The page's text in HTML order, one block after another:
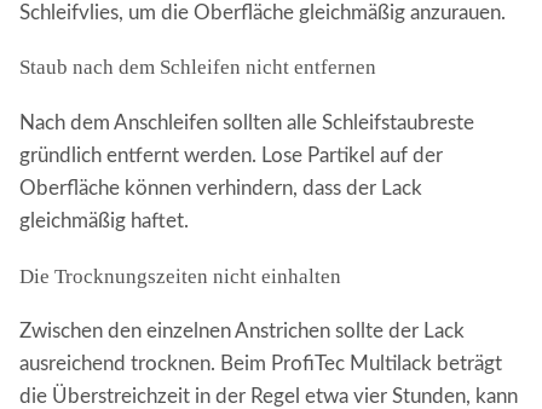
Schleifvlies, um die Oberfläche gleichmäßig anzurauen.
Staub nach dem Schleifen nicht entfernen
Nach dem Anschleifen sollten alle Schleifstaubreste
gründlich entfernt werden. Lose Partikel auf der
Oberfläche können verhindern, dass der Lack
gleichmäßig haftet.
Die Trocknungszeiten nicht einhalten
Zwischen den einzelnen Anstrichen sollte der Lack
ausreichend trocknen. Beim ProfiTec Multilack beträgt
die Überstreichzeit in der Regel etwa vier Stunden, kann